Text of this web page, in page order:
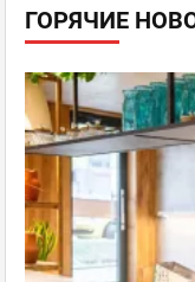
ГОРЯЧИЕ